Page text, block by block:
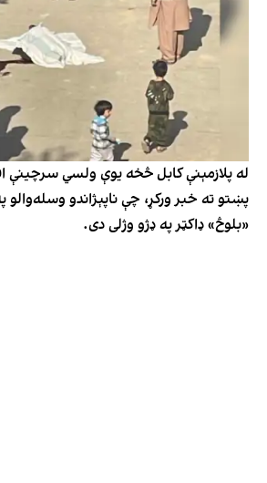
له پلازمېنې کابل څخه یوې ولسي سرچینې
پښتو ته خبر ورکړ، چې ناپېژاندو وسله‌‌والو
«بلوڅ» ډاکټر په ډژو وژلی دی.